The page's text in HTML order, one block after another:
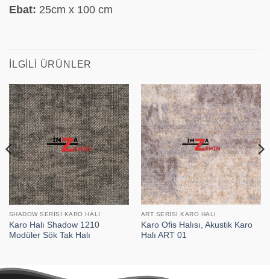
Ebat: 25cm x 100 cm
İLGILI ÜRÜNLER
SHADOW SERISI KARO HALI
Karo Halı Shadow 1210
Modüler Sök Tak Halı
ART SERISI KARO HALI
Karo Ofis Halısı, Akustik Karo
Halı ART 01